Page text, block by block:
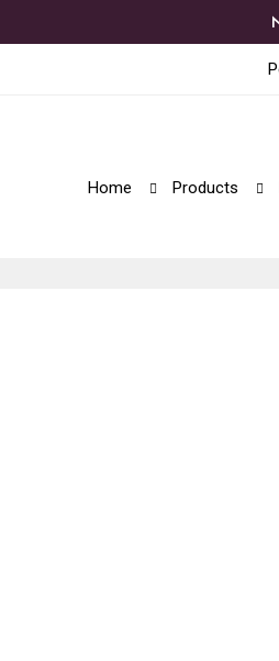
Home Products